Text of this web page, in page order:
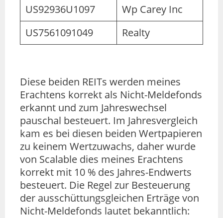
US92936U1097
Wp Carey Inc
US7561091049
Realty
Diese beiden REITs werden meines
Erachtens korrekt als Nicht-Meldefonds
erkannt und zum Jahreswechsel
pauschal besteuert. Im Jahresvergleich
kam es bei diesen beiden Wertpapieren
zu keinem Wertzuwachs, daher wurde
von Scalable dies meines Erachtens
korrekt mit 10 % des Jahres-Endwerts
besteuert. Die Regel zur Besteuerung
der ausschüttungsgleichen Erträge von
Nicht-Meldefonds lautet bekanntlich: